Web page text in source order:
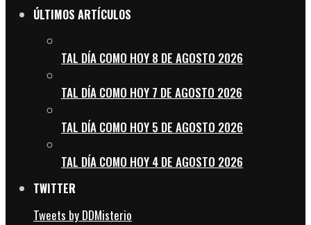
ÚLTIMOS ARTÍCULOS
TAL DÍA COMO HOY 8 DE AGOSTO 2026
TAL DÍA COMO HOY 7 DE AGOSTO 2026
TAL DÍA COMO HOY 5 DE AGOSTO 2026
TAL DÍA COMO HOY 4 DE AGOSTO 2026
TWITTER
Tweets by DDMisterio